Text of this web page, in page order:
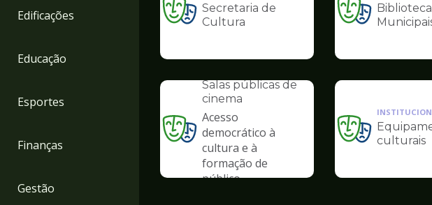
Edificações
Educação
Esportes
Finanças
Gestão
Ilustração
de
Cultura
Secretaria de
Cultura
Ilustração
de
Cultura
Ilustração
pagina
de
Salas públicas de
cinema
Acesso
democrático à
cultura e à
formação de
público
Ilustração
de
culturais